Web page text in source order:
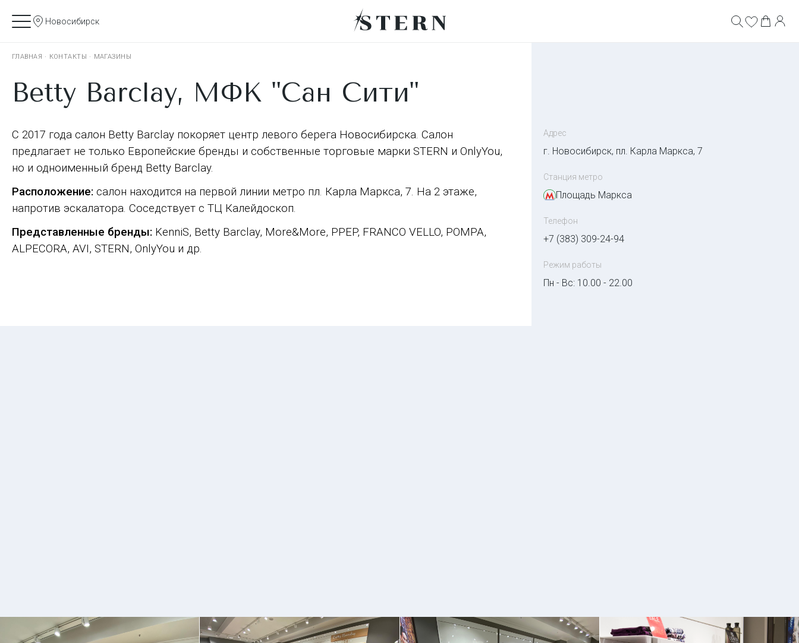
Новосибирск
ГЛАВНАЯ · КОНТАКТЫ · МАГАЗИНЫ
Betty Barclay, МФК "Сан Сити"
С 2017 года салон Betty Barclay покоряет центр левого берега Новосибирска. Салон
предлагает не только Европейские бренды и собственные торговые марки STERN и OnlyYou,
но и одноименный бренд Betty Barclay.
Расположение: салон находится на первой линии метро пл. Карла Маркса, 7. На 2 этаже,
напротив эскалатора. Соседствует с ТЦ Калейдоскоп.
Представленные бренды: KenniS, Betty Barclay, More&More, PPEP, FRANCO VELLO, POMPA,
ALPECORA, AVI, STERN, OnlyYou и др.
Адрес
г. Новосибирск, пл. Карла Маркса, 7
Станция метро
Площадь Маркса
Телефон
+7 (383) 309-24-94
Режим работы
Пн - Вс: 10.00 - 22.00